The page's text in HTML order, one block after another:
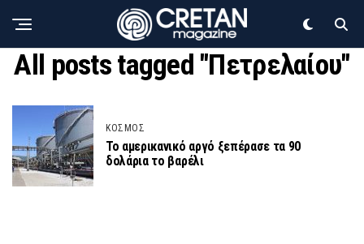
All posts tagged "Πετρελαίου"
ΚΟΣΜΟΣ
Το αμερικανικό αργό ξεπέρασε τα 90
δολάρια το βαρέλι